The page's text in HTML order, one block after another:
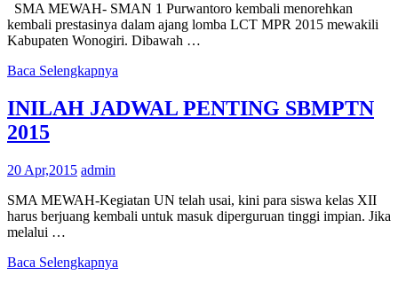
SMA MEWAH- SMAN 1 Purwantoro kembali menorehkan
kembali prestasinya dalam ajang lomba LCT MPR 2015 mewakili
Kabupaten Wonogiri. Dibawah …
Baca Selengkapnya
INILAH JADWAL PENTING SBMPTN
2015
20 Apr,2015 admin
SMA MEWAH-Kegiatan UN telah usai, kini para siswa kelas XII
harus berjuang kembali untuk masuk diperguruan tinggi impian. Jika
melalui …
Baca Selengkapnya